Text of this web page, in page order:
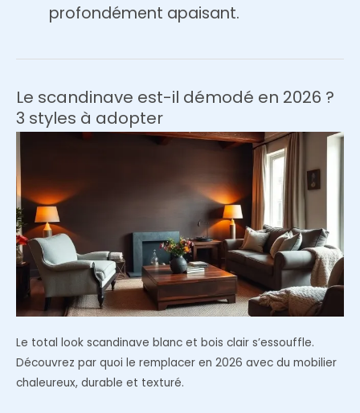
profondément apaisant.
Le scandinave est-il démodé en 2026 ?
3 styles à adopter
Le total look scandinave blanc et bois clair s’essouffle.
Découvrez par quoi le remplacer en 2026 avec du mobilier
chaleureux, durable et texturé.